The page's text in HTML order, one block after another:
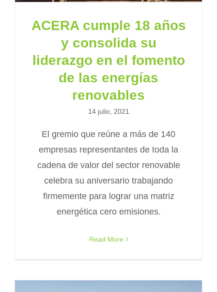
ACERA cumple 18 años
y consolida su
liderazgo en el fomento
de las energías
renovables
14 julio, 2021
El gremio que reúne a más de 140
empresas representantes de toda la
cadena de valor del sector renovable
celebra su aniversario trabajando
firmemente para lograr una matriz
energética cero emisiones.
Read More